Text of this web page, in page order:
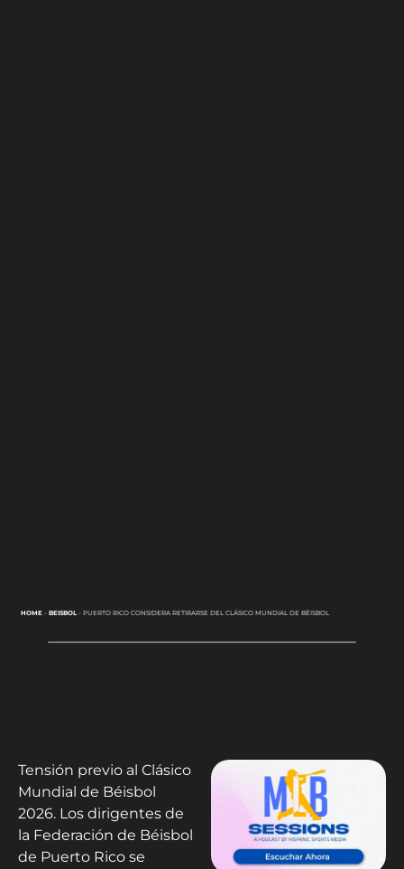
HOME- BEISBOL- PUERTO RICO CONSIDERA RETIRARSE DEL CLÁSICO MUNDIAL DE BÉISBOL
Tensión previo al Clásico
Mundial de Béisbol
2026. Los dirigentes de
la Federación de Béisbol
de Puerto Rico se